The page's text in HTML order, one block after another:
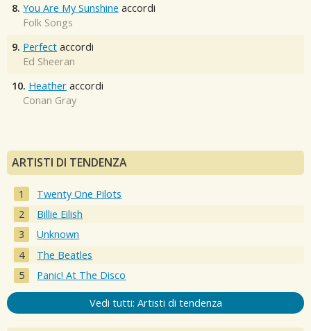
8. You Are My Sunshine accordi
Folk Songs
9. Perfect accordi
Ed Sheeran
10. Heather accordi
Conan Gray
ARTISTI DI TENDENZA
Twenty One Pilots
Billie Eilish
Unknown
The Beatles
Panic! At The Disco
Vedi tutti: Artisti di tendenza